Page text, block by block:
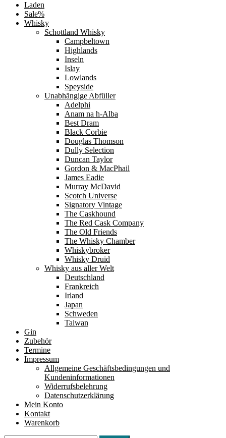
Laden
Sale%
Whisky
Schottland Whisky
Campbeltown
Highlands
Inseln
Islay
Lowlands
Speyside
Unabhängige Abfüller
Adelphi
Anam na h-Alba
Best Dram
Black Corbie
Douglas Thomson
Dully Selection
Duncan Taylor
Gordon & MacPhail
James Eadie
Murray McDavid
Scotch Universe
Signatory Vintage
The Caskhound
The Red Cask Company
The Old Friends
The Whisky Chamber
Whiskybroker
Whisky Druid
Whisky aus aller Welt
Deutschland
Frankreich
Irland
Japan
Schweden
Taiwan
Gin
Zubehör
Termine
Impressum
Allgemeine Geschäftsbedingungen und
Kundeninformationen
Widerrufsbelehrung
Datenschutzerklärung
Mein Konto
Kontakt
Warenkorb